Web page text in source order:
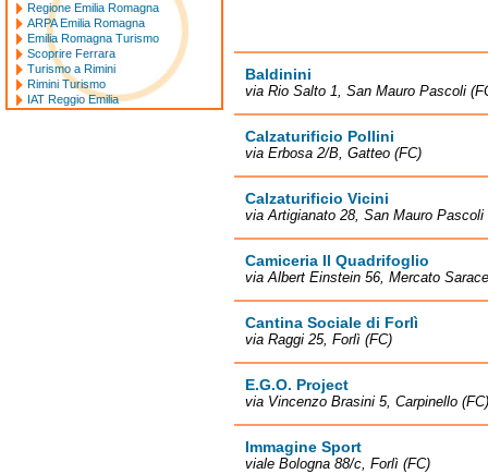
Baldinini
via Rio Salto 1, San Mauro Pascoli
Calzaturificio Pollini
via Erbosa 2/B, Gatteo (FC)
Calzaturificio Vicini
via Artigianato 28, San Mauro Pascoli
Camiceria Il Quadrifoglio
via Albert Einstein 56, Mercato
Cantina Sociale di Forlì
via Raggi 25, Forlì (FC)
E.G.O. Project
via Vincenzo Brasini 5, Carpinello (FC)
Immagine Sport
viale Bologna 88/c, Forlì (FC)
Regione Emilia Romagna
ARPA Emilia Romagna
Emilia Romagna Turismo
Scoprire Ferrara
Turismo a Rimini
Rimini Turismo
IAT Reggio Emilia